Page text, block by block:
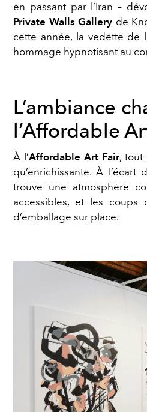
en passant par l’Iran –
Private Walls Gallery de
cette année, la vedette de
hommage hypnotisant au
L’ambiance
l’Affordable
À l’Affordable Art Fair, tout
qu’enrichissante. À
trouve une atmosphère
accessibles, et les
d’emballage sur place.